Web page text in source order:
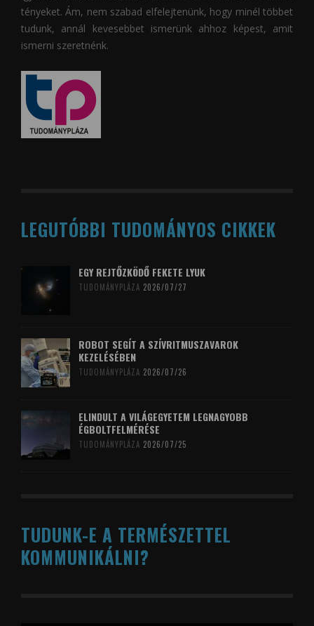
tényeket. Ám, nem szabad elfelejtenünk, hogy minél többet
tudunk, annál kevesebbet ismerünk ahhoz képest, amit
ismerni szeretnénk.
LEGUTÓBBI TUDOMÁNYOS CIKKEK
EGY REJTŐZKÖDŐ FEKETE LYUK
TUDOMÁNYPLÁZA 2026/07/27
ROBOT SEGÍT A SZÍVRITMUSZAVAROK
KEZELÉSÉBEN
TUDOMÁNYPLÁZA 2026/07/26
ELINDULT A VILÁGEGYETEM LEGNAGYOBB
ÉGBOLTFELMÉRÉSE
TUDOMÁNYPLÁZA 2026/07/25
TUDUNK-E A TERMÉSZETTEL
KOMMUNIKÁLNI?